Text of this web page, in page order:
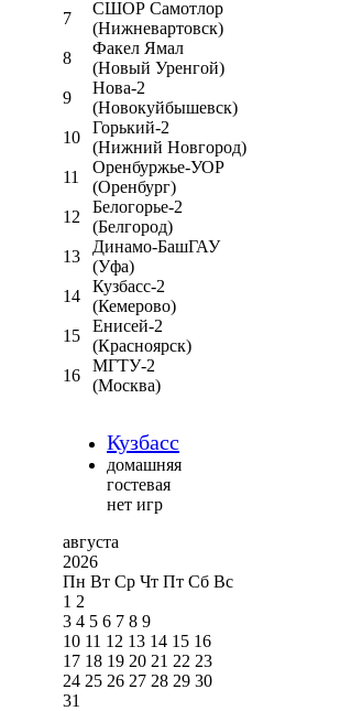
7
СШОР Самотлор
(Нижневартовск)
8
Факел Ямал
(Новый Уренгой)
9
Нова-2
(Новокуйбышевск)
10
Горький-2
(Нижний Новгород)
11
Оренбуржье-УОР
(Оренбург)
12
Белогорье-2
(Белгород)
13
Динамо-БашГАУ
(Уфа)
14
Кузбасс-2
(Кемерово)
15
Енисей-2
(Красноярск)
16
МГТУ-2
(Москва)
Кузбасс
домашняя
гостевая
нет игр
августа
2026
Пн Вт Ср Чт Пт Сб Вс
1 2
3 4 5 6 7 8 9
10 11 12 13 14 15 16
17 18 19 20 21 22 23
24 25 26 27 28 29 30
31